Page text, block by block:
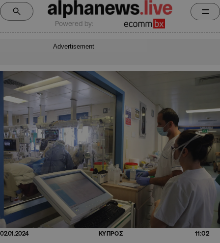
Powered by:
Advertisement
02.01.2024 ΚΥΠΡΟΣ 11:02